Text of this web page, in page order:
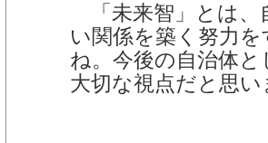
「未来智」とは、
い関係を築く努力
ね。今後の自治体
大切な視点だと思い